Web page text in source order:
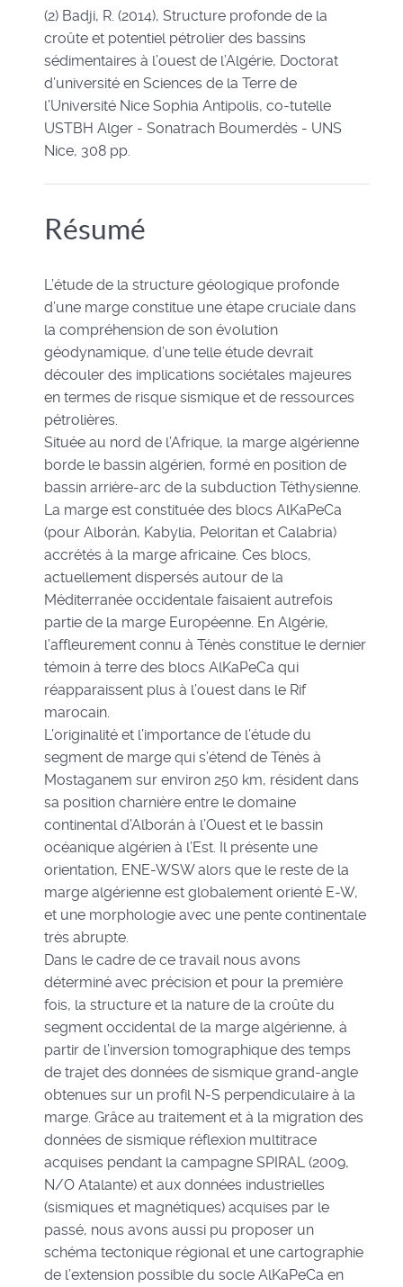
(2) Badji, R. (2014), Structure profonde de la
croûte et potentiel pétrolier des bassins
sédimentaires à l’ouest de l’Algérie, Doctorat
d’université en Sciences de la Terre de
l’Université Nice Sophia Antipolis, co-tutelle
USTBH Alger - Sonatrach Boumerdès - UNS
Nice, 308 pp.
Résumé
L’étude de la structure géologique profonde
d’une marge constitue une étape cruciale dans
la compréhension de son évolution
géodynamique, d’une telle étude devrait
découler des implications sociétales majeures
en termes de risque sismique et de ressources
pétrolières.
Située au nord de l’Afrique, la marge algérienne
borde le bassin algérien, formé en position de
bassin arrière-arc de la subduction Téthysienne.
La marge est constituée des blocs AlKaPeCa
(pour Alborán, Kabylia, Peloritan et Calabria)
accrétés à la marge africaine. Ces blocs,
actuellement dispersés autour de la
Méditerranée occidentale faisaient autrefois
partie de la marge Européenne. En Algérie,
l’affleurement connu à Ténès constitue le dernier
témoin à terre des blocs AlKaPeCa qui
réapparaissent plus à l’ouest dans le Rif
marocain.
L’originalité et l’importance de l’étude du
segment de marge qui s’étend de Ténès à
Mostaganem sur environ 250 km, résident dans
sa position charnière entre le domaine
continental d’Alborán à l’Ouest et le bassin
océanique algérien à l’Est. Il présente une
orientation, ENE-WSW alors que le reste de la
marge algérienne est globalement orienté E-W,
et une morphologie avec une pente continentale
très abrupte.
Dans le cadre de ce travail nous avons
déterminé avec précision et pour la première
fois, la structure et la nature de la croûte du
segment occidental de la marge algérienne, à
partir de l’inversion tomographique des temps
de trajet des données de sismique grand-angle
obtenues sur un profil N-S perpendiculaire à la
marge. Grâce au traitement et à la migration des
données de sismique réflexion multitrace
acquises pendant la campagne SPIRAL (2009,
N/O Atalante) et aux données industrielles
(sismiques et magnétiques) acquises par le
passé, nous avons aussi pu proposer un
schéma tectonique régional et une cartographie
de l’extension possible du socle AlKaPeCa en